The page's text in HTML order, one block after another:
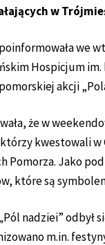
w
we
Hospicjum
akcji
że w
kwestowali w
Pomorza. Jako
które są
nadziei” odbył
m.in.